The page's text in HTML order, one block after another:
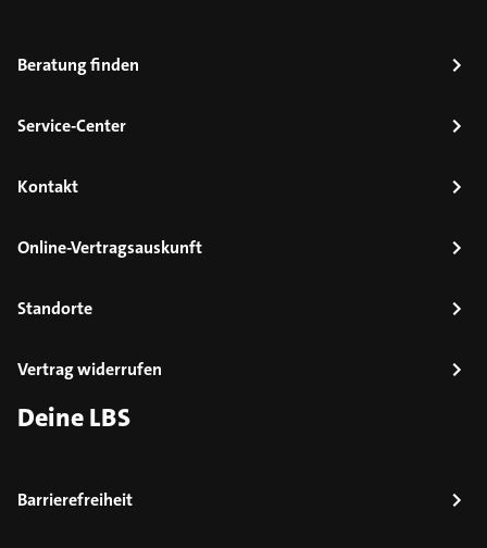
Beratung finden
Service-Center
Kontakt
Online-Vertragsauskunft
Standorte
Vertrag widerrufen
Deine LBS
Barrierefreiheit